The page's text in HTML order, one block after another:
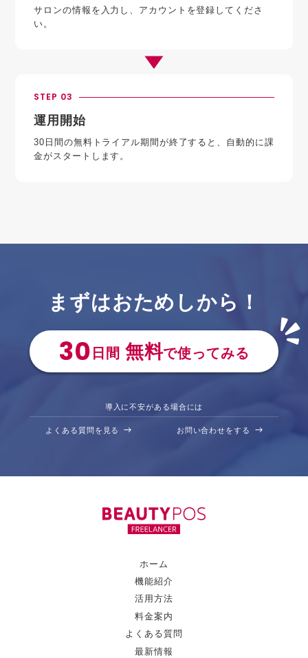
サロンの情報を入力し、アカウントを登録してくださ
い。
STEP 03
運用開始
30日間の無料トライアル期間が終了すると、自動的に課
金がスタートします。
まずはおためしから！
30 日間 無料で使ってみる
導入に不安がある場合には
よくある質問を見る お問い合わせをする
ホーム
機能紹介
活用方法
料金案内
よくある質問
最新情報